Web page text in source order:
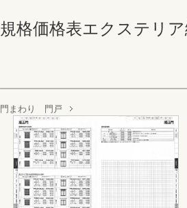
規格価格表エクステリ
門まわり 門戸